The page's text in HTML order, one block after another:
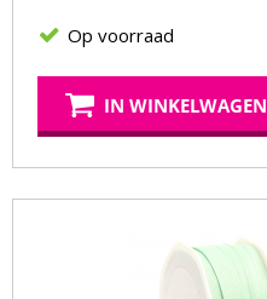
Op voorraad
IN WINKELWAGEN